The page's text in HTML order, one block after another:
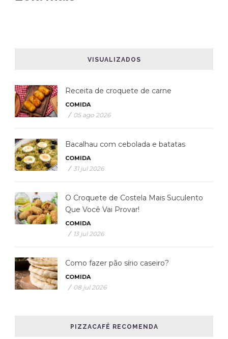
VISUALIZADOS
Receita de croquete de carne
COMIDA
/ 05 ago 2026
Bacalhau com cebolada e batatas
COMIDA
/ 31 jul 2026
O Croquete de Costela Mais Suculento
Que Você Vai Provar!
COMIDA
/ 13 jul 2026
Como fazer pão sírio caseiro?
COMIDA
/ 08 jul 2026
PIZZACAFÉ RECOMENDA